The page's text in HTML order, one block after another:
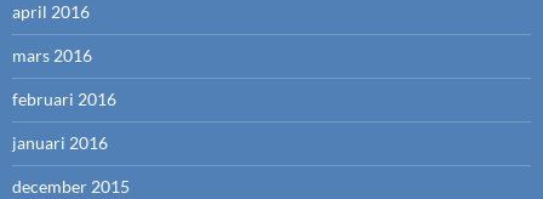
april 2016
mars 2016
februari 2016
januari 2016
december 2015